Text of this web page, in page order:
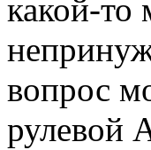
какой-то
вопрос
рулевой